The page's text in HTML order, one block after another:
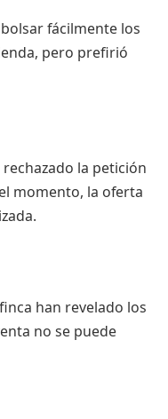
fácilmente los
pero prefirió
la petición
momento, la oferta
han revelado los
no se puede